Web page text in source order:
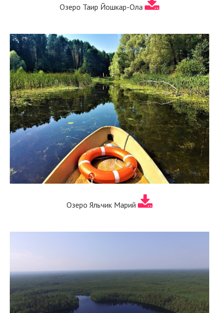
Озеро Таир Йошкар-Ола
Озеро Яльчик Марий